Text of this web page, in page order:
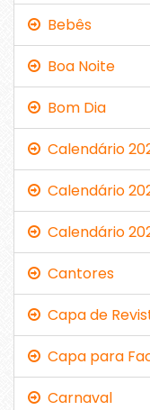
Bebês
Boa Noite
Bom Dia
Calendário
Calendário
Calendário
Cantores
Capa de
Capa para
Carnaval